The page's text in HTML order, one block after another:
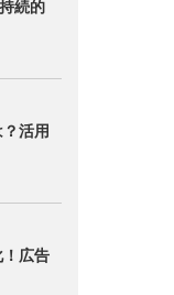
続的
活用
広告